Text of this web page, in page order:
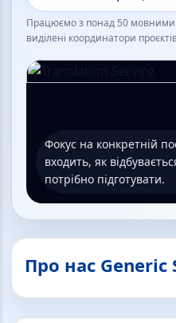
Працюємо з понад 50 мовними
виділені координатори
Фокус на конкретній
входить, як
потрібно підготувати.
Про нас Generic